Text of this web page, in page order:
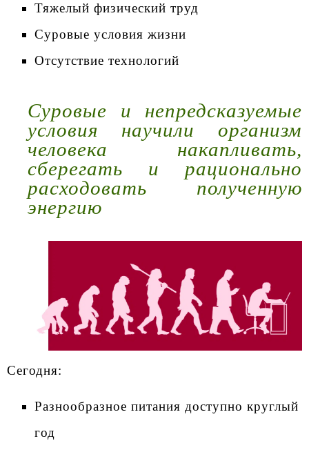
Тяжелый физический труд
Суровые условия жизни
Отсутствие технологий
Суровые и непредсказуемые
условия научили организм
человека накапливать,
сберегать и рационально
расходовать полученную
энергию
Сегодня:
Разнообразное питания доступно круглый
год